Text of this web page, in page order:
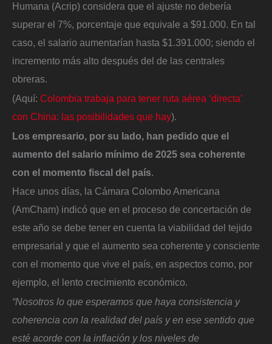
Humana (Acrip) considera que el ajuste no debería
superar el 7%, porcentaje que equivale a $91.000. En tal
caso, el salario aumentarían hasta $1.391.000; siendo el
incremento más alto después del de las centrales
obreras.
(Aquí: Colombia trabaja para tener ruta aérea ‘directa’
con China: las posibilidades que hay).
Los empresario, por su lado, han pedido que el
aumento del salario mínimo de 2025 sea coherente
con el momento fiscal del país
Hace unos días, la Cámara Colombo Americana
(AmCham) indicó que en el proceso de concertación de
este año se debe tener en cuenta la viabilidad del tejido
empresarial y que el aumento sea coherente y consciente
con el momento que vive el país, en aspectos como, por
ejemplo, el lento crecimiento económico.
“Nosotros lo que esperamos que haya consistencia y
coherencia con la realidad del país y en ese sentido que
esté acorde con la inflación y los niveles de